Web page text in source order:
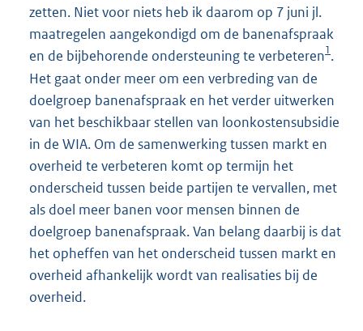
zetten. Niet voor niets heb ik daarom op 7 juni jl.
maatregelen aangekondigd om de banenafspraak
en de bijbehorende ondersteuning te verbeteren1.
Het gaat onder meer om een verbreding van de
doelgroep banenafspraak en het verder uitwerken
van het beschikbaar stellen van loonkostensubsidie
in de WIA. Om de samenwerking tussen markt en
overheid te verbeteren komt op termijn het
onderscheid tussen beide partijen te vervallen, met
als doel meer banen voor mensen binnen de
doelgroep banenafspraak. Van belang daarbij is dat
het opheffen van het onderscheid tussen markt en
overheid afhankelijk wordt van realisaties bij de
overheid.